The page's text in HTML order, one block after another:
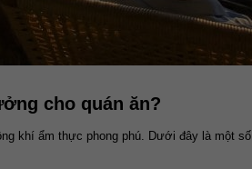
cho quán ăn?
khí ẩm thực phong phú. Dưới đây là một